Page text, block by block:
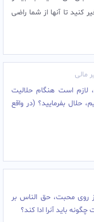
کنید تا آنها از شما راضی
لازم است هنگام حلالیت
حلال بفرمایید؟ (در واقع
روی محبت، حق الناس بر
باید آنرا ادا کند؟